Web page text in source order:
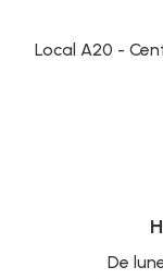
Local A20 -
De